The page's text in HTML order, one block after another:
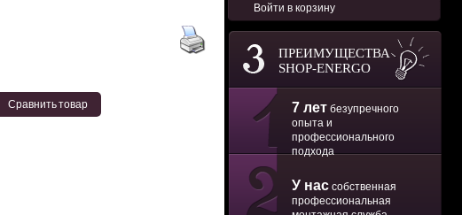
Войти в корзину
ПРЕИМУЩЕСТВА
SHOP-ENERGO
7 лет безупречного
опыта и
профессионального
подхода
У нас собственная
профессиональная
Сравнить товар